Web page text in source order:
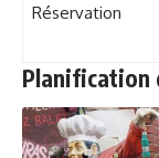
Réservation
Planification